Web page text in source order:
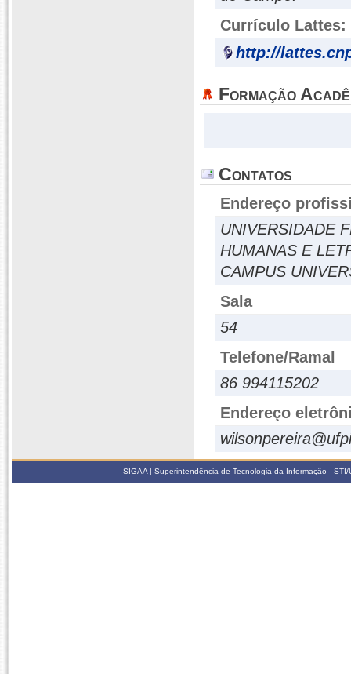
Currículo Lattes:
http://
Formação
Contatos
Endereço
UNIVERSIDADE
HUMANAS E
CAMPUS
Sala
54
Telefone/Ramal
86 994115202
Endereço
SIGAA | Superintendência de Tecnologia da Informação -